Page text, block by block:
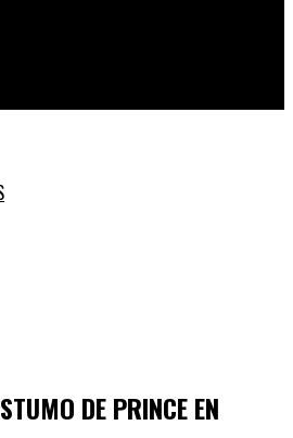
DE PRINCE EN